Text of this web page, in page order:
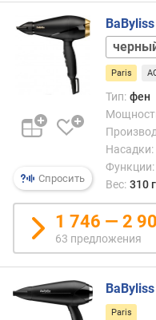
д
ы
х
о
р
г
о
Спросить
белый
Paris
Тип: фен
Насадки:
Функции:
Вес: 310 г
1 746 — 2
63 предложения
Paris